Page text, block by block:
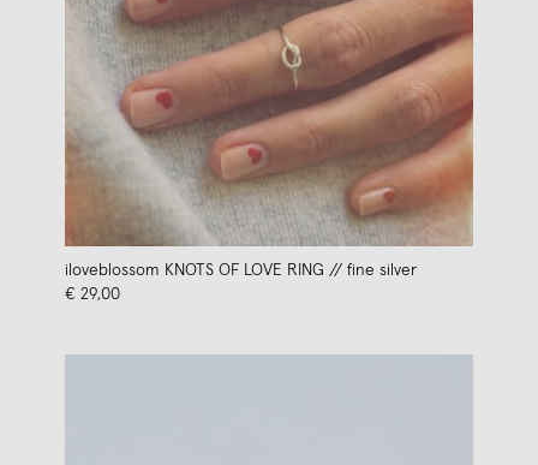
iloveblossom KNOTS OF LOVE RING // fine silver
€ 29,00